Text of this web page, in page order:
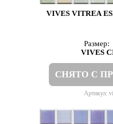
VIVES VITREA
Размер:
VIVES
СНЯТО С
Артикул: